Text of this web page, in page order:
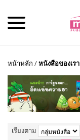
หน้าหลัก /หนังสือของเรา
เรียงตาม